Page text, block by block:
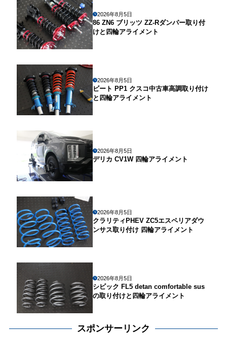
2026年8月5日
86 ZN6 ブリッツ ZZ-Rダンパー取り付
けと四輪アライメント
2026年8月5日
ビート PP1 クスコ中古車高調取り付け
と四輪アライメント
2026年8月5日
デリカ CV1W 四輪アライメント
2026年8月5日
クラリティPHEV ZC5エスペリアダウ
ンサス取り付け 四輪アライメント
2026年8月5日
シビック FL5 detan comfortable sus
の取り付けと四輪アライメント
スポンサーリンク